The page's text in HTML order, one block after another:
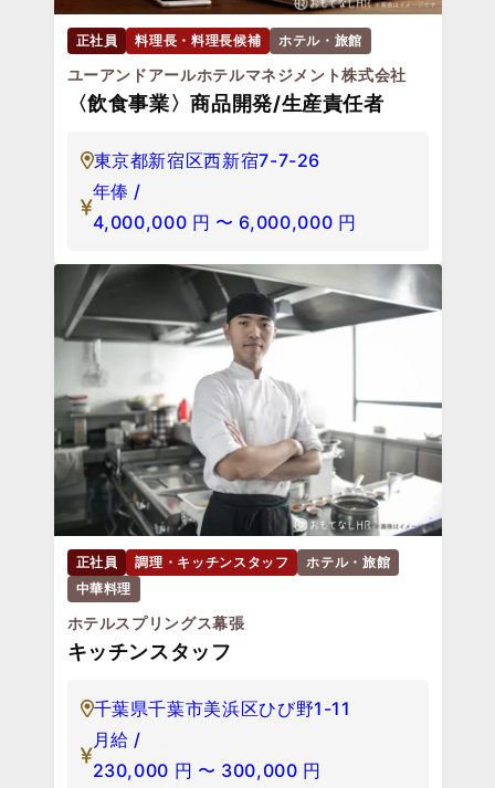
正社員 料理長・料理長候補 ホテル・旅館
ユーアンドアールホテルマネジメント株式会社
〈飲食事業〉商品開発/生産責任者
東京都新宿区西新宿7-7-26
年俸 /
4,000,000 円 〜 6,000,000 円
正社員 調理・キッチンスタッフ
ホテル・旅館
中華料理
ホテルスプリングス幕張
キッチンスタッフ
千葉県千葉市美浜区ひび野1-11
月給 /
230,000 円 〜 300,000 円